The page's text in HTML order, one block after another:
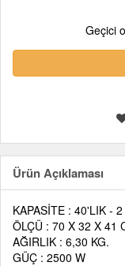
Geçici
Ürün Açıklaması
KAPASİTE : 40'LIK -
ÖLÇÜ : 70 X 32 X 41
AĞIRLIK : 6,30 KG.
GÜÇ : 2500 W